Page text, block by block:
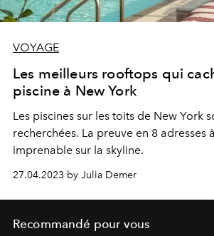
VOYAGE
Les meilleurs rooftops qui
piscine à New York
Les piscines sur les toits de New York
recherchées. La preuve en 8 adresses
imprenable sur la skyline.
27.04.2023 by Julia Demer
Recommandé pour vous